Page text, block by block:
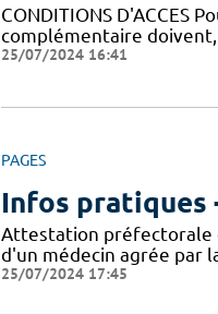
CONDITIONS D'ACCES
complémentaire
25/07/2024 16:41
PAGES
Infos pratiques
Attestation préfectorale
d'un médecin agrée par
25/07/2024 17:45